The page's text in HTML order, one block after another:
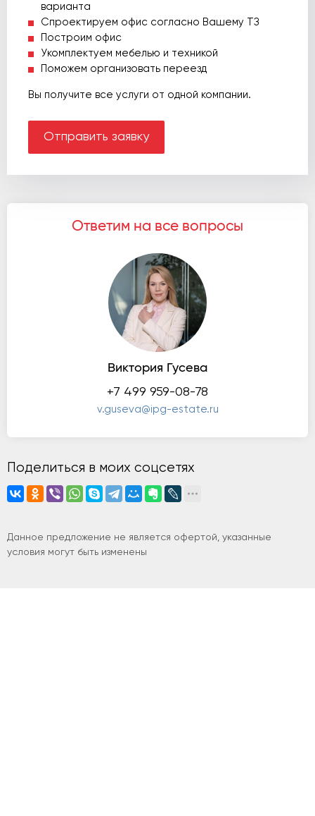
варианта
Спроектируем офис согласно Вашему ТЗ
Построим офис
Укомплектуем мебелью и техникой
Поможем организовать переезд
Вы получите все услуги от одной компании.
Отправить заявку
Ответим на все вопросы
Виктория Гусева
+7 499 959-08-78
v.guseva@ipg-estate.ru
Поделиться в моих соцсетях
Данное предложение не является офертой, указанные
условия могут быть изменены